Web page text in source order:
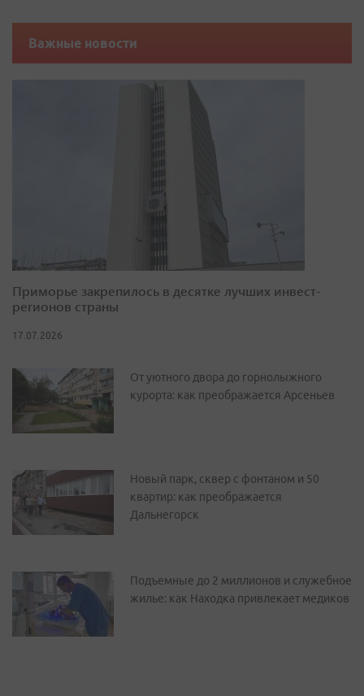
Важные новости
Приморье закрепилось в десятке лучших инвест-
регионов страны
17.07.2026
От уютного двора до горнолыжного
курорта: как преображается Арсеньев
Новый парк, сквер с фонтаном и 50
квартир: как преображается
Дальнегорск
Подъемные до 2 миллионов и служебное
жилье: как Находка привлекает медиков